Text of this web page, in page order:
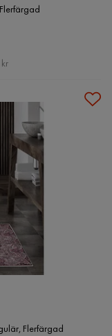
Flerfärgad